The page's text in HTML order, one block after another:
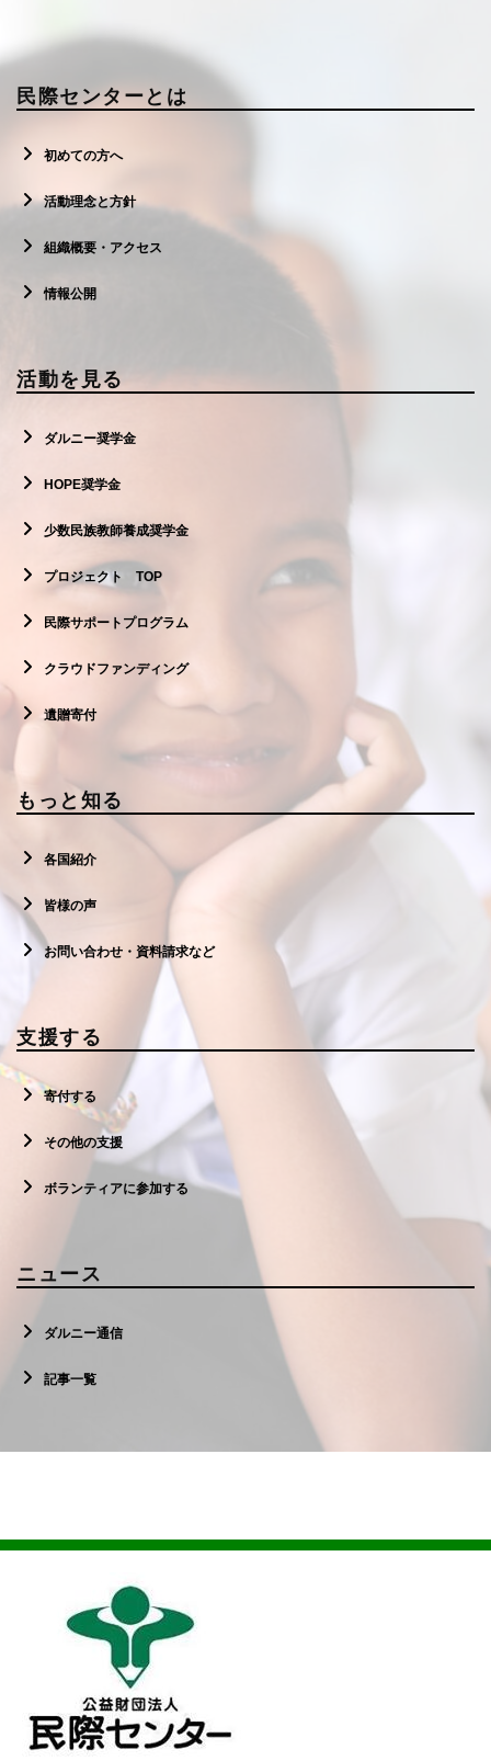
民際センターとは
初めての方へ
活動理念と方針
組織概要・アクセス
情報公開
活動を見る
ダルニー奨学金
HOPE奨学金
少数民族教師養成奨学金
プロジェクト TOP
民際サポートプログラム
クラウドファンディング
遺贈寄付
もっと知る
各国紹介
皆様の声
お問い合わせ・資料請求など
支援する
寄付する
その他の支援
ボランティアに参加する
ニュース
ダルニー通信
記事一覧